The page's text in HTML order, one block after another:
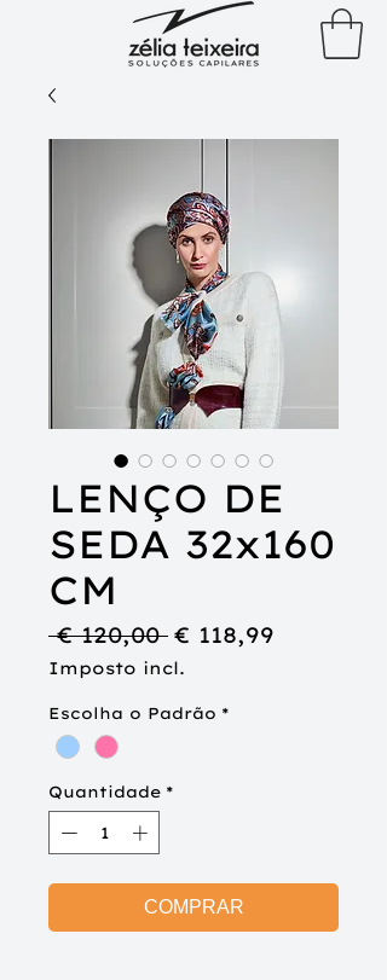
LENÇO DE
SEDA 32x160
CM
€ 120,00 Preço
normal
€ 118,99
Imposto incl.
Escolha o Padrão *
Quantidade *
COMPRAR